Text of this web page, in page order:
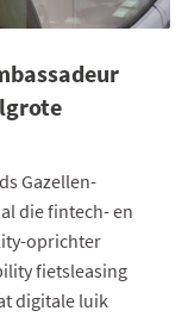
Gazellen-
die fintech- en
oprichter
fietsleasing
digitale luik